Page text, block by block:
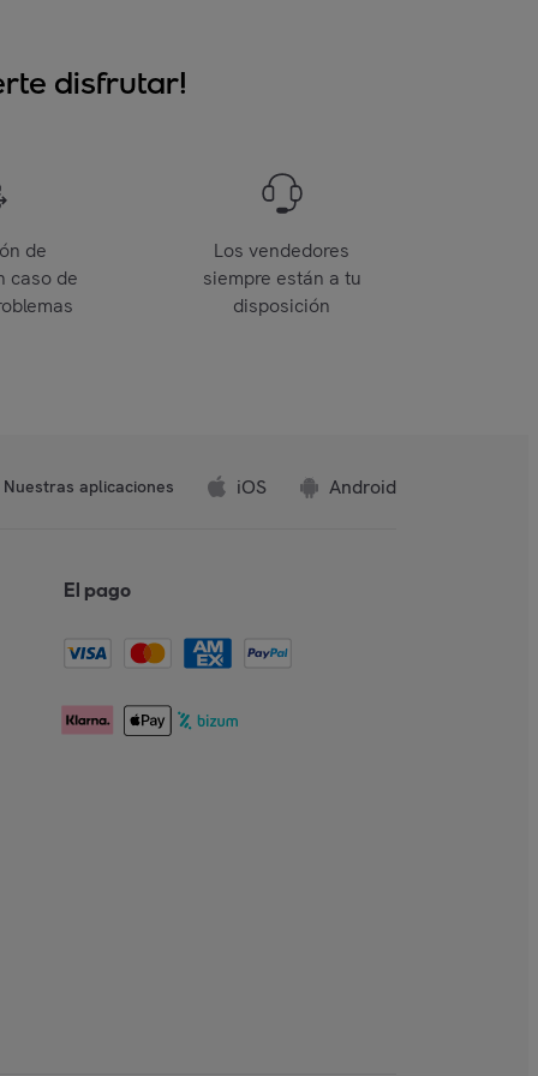
disfrutar!
de
caso de
Los vendedores
siempre están a tu
disposición
Nuestras aplicaciones iOS Android
El pago